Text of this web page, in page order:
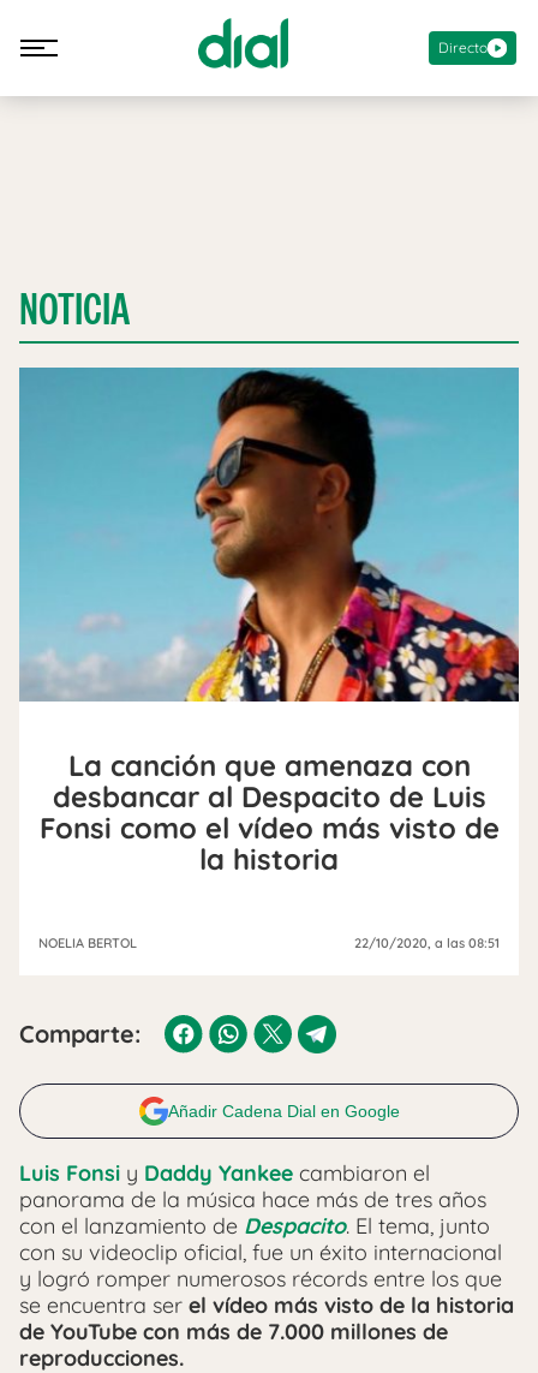
Directo
NOTICIA
La canción que amenaza con
desbancar al Despacito de Luis
Fonsi como el vídeo más visto de
la historia
NOELIA BERTOL 22/10/2020 , a las 08:51
Comparte:
Añadir Cadena Dial en Google
Luis Fonsi y Daddy Yankee cambiaron el
panorama de la música hace más de tres años
con el lanzamiento de Despacito. El tema, junto
con su videoclip oficial, fue un éxito internacional
y logró romper numerosos récords entre los que
se encuentra ser el vídeo más visto de la historia
de YouTube con más de 7.000 millones de
reproducciones.